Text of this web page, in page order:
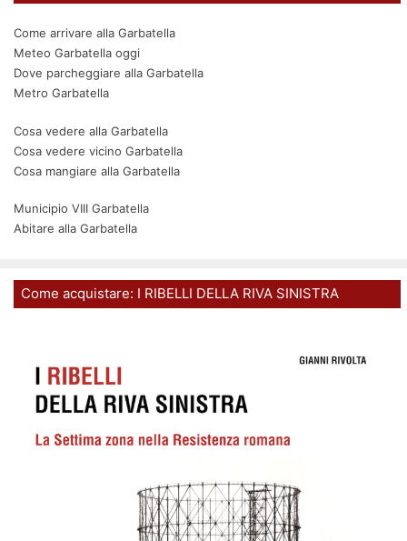
Come arrivare alla Garbatella
Meteo Garbatella oggi
Dove parcheggiare alla Garbatella
Metro Garbatella
Cosa vedere alla Garbatella
Cosa vedere vicino Garbatella
Cosa mangiare alla Garbatella
Municipio VIII Garbatella
Abitare alla Garbatella
Come acquistare: I RIBELLI DELLA RIVA SINISTRA